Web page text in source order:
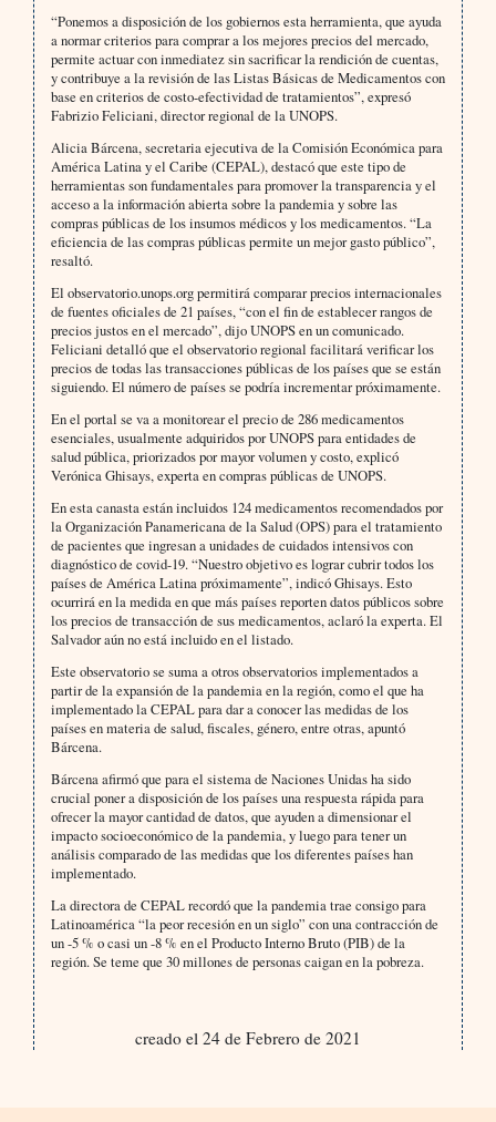
“Ponemos a disposición de los gobiernos esta herramienta, que ayuda
a normar criterios para comprar a los mejores precios del mercado,
permite actuar con inmediatez sin sacrificar la rendición de cuentas,
y contribuye a la revisión de las Listas Básicas de Medicamentos con
base en criterios de costo-efectividad de tratamientos”, expresó
Fabrizio Feliciani, director regional de la UNOPS.
Alicia Bárcena, secretaria ejecutiva de la Comisión Económica para
América Latina y el Caribe (CEPAL), destacó que este tipo de
herramientas son fundamentales para promover la transparencia y el
acceso a la información abierta sobre la pandemia y sobre las
compras públicas de los insumos médicos y los medicamentos. “La
eficiencia de las compras públicas permite un mejor gasto público”,
resaltó.
El observatorio.unops.org permitirá comparar precios internacionales
de fuentes oficiales de 21 países, “con el fin de establecer rangos de
precios justos en el mercado”, dijo UNOPS en un comunicado.
Feliciani detalló que el observatorio regional facilitará verificar los
precios de todas las transacciones públicas de los países que se están
siguiendo. El número de países se podría incrementar próximamente.
En el portal se va a monitorear el precio de 286 medicamentos
esenciales, usualmente adquiridos por UNOPS para entidades de
salud pública, priorizados por mayor volumen y costo, explicó
Verónica Ghisays, experta en compras públicas de UNOPS.
En esta canasta están incluidos 124 medicamentos recomendados por
la Organización Panamericana de la Salud (OPS) para el tratamiento
de pacientes que ingresan a unidades de cuidados intensivos con
diagnóstico de covid-19. “Nuestro objetivo es lograr cubrir todos los
países de América Latina próximamente”, indicó Ghisays. Esto
ocurrirá en la medida en que más países reporten datos públicos sobre
los precios de transacción de sus medicamentos, aclaró la experta. El
Salvador aún no está incluido en el listado.
Este observatorio se suma a otros observatorios implementados a
partir de la expansión de la pandemia en la región, como el que ha
implementado la CEPAL para dar a conocer las medidas de los
países en materia de salud, fiscales, género, entre otras, apuntó
Bárcena.
Bárcena afirmó que para el sistema de Naciones Unidas ha sido
crucial poner a disposición de los países una respuesta rápida para
ofrecer la mayor cantidad de datos, que ayuden a dimensionar el
impacto socioeconómico de la pandemia, y luego para tener un
análisis comparado de las medidas que los diferentes países han
implementado.
La directora de CEPAL recordó que la pandemia trae consigo para
Latinoamérica “la peor recesión en un siglo” con una contracción de
un -5 % o casi un -8 % en el Producto Interno Bruto (PIB) de la
región. Se teme que 30 millones de personas caigan en la pobreza.
creado el 24 de Febrero de 2021